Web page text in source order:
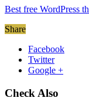
Best free WordPress
Share
Facebook
Twitter
Google +
Check Also